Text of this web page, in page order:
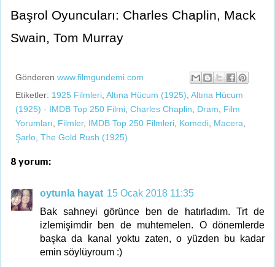
Başrol Oyuncuları: Charles Chaplin, Mack
Swain, Tom Murray
Gönderen www.filmgundemi.com
Etiketler: 1925 Filmleri Altına Hücum (1925) Altına Hücum
(1925) - İMDB Top 250 Filmi Charles Chaplin Dram
Film
Yorumları
Filmler, İMDB Top 250 Filmleri Komedi Macera
Şarlo The Gold Rush (1925)
8 yorum:
oytunla hayat 15 Ocak 2018 11:35
Bak sahneyi görünce ben de hatırladım. Trt de
izlemişimdir ben de muhtemelen. O dönemlerde
başka da kanal yoktu zaten, o yüzden bu kadar
emin söylüyroum :)